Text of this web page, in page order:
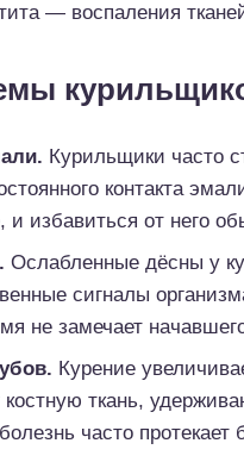
— воспаления
Курильщики часто
контакта
и избавиться от него
Ослабленные дёсны у
сигналы
не замечает
Курение
костную ткань,
часто